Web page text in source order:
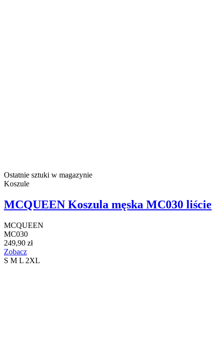
Ostatnie sztuki w magazynie
Koszule
MCQUEEN Koszula męska MC030 liście
MCQUEEN
MC030
249,90 zł
Zobacz
S M L 2XL